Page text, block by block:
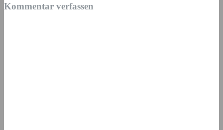
Kommentar verfassen